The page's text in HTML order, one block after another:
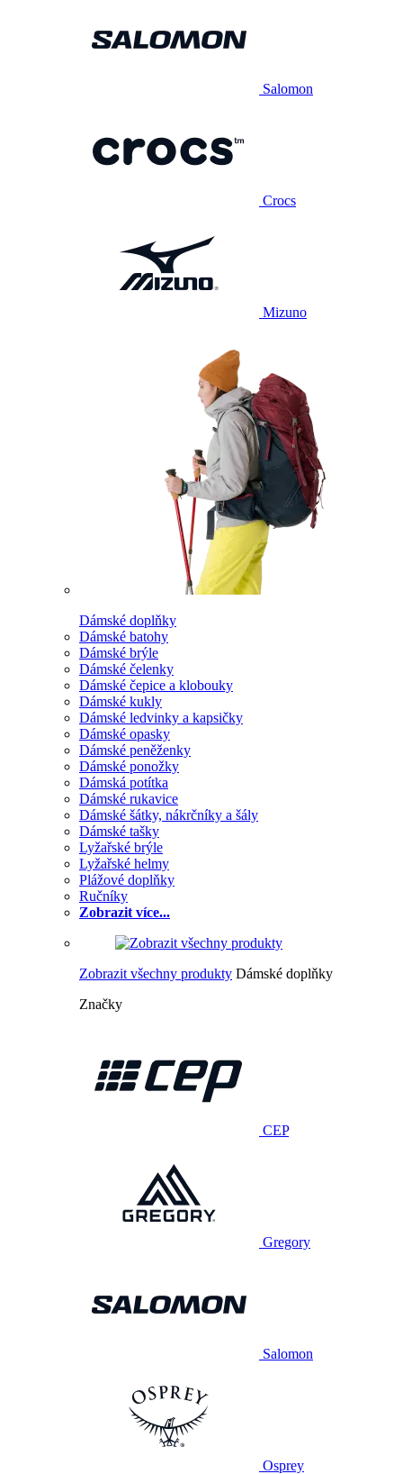
Salomon
Crocs
Mizuno
Dámské doplňky
Dámské batohy
Dámské brýle
Dámské čelenky
Dámské čepice a klobouky
Dámské kukly
Dámské ledvinky a kapsičky
Dámské opasky
Dámské peněženky
Dámské ponožky
Dámská potítka
Dámské rukavice
Dámské šátky, nákrčníky a šály
Dámské tašky
Lyžařské brýle
Lyžařské helmy
Plážové doplňky
Ručníky
Zobrazit více...
Zobrazit všechny produkty Dámské doplňky
Značky
CEP
Gregory
Salomon
Osprey